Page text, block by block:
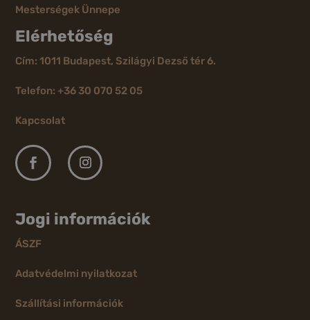
Mesterségek Ünnepe
Elérhetőség
Cím: 1011 Budapest, Szilágyi Dezső tér 6.
Telefon: +36 30 070 52 05
Kapcsolat
Jogi információk
ÁSZF
Adatvédelmi nyilatkozat
Szállítási információk